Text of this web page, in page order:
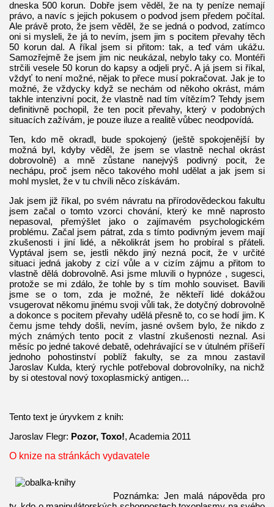
dneska 500 korun. Dobře jsem věděl, že na ty peníze nemají
právo, a navíc s jejich pokusem o podvod jsem předem počítal.
Ale právě proto, že jsem věděl, že se jedná o podvod, zatímco
oni si mysleli, že já to nevím, jsem jim s pocitem převahy těch
50 korun dal. A říkal jsem si přitom: tak, a teď vám ukážu.
Samozřejmě že jsem jim nic neukázal, nebylo taky co. Montéři
strčili vesele 50 korun do kapsy a odjeli pryč. A já jsem si říkal,
vždyť to není možné, nějak to přece musí pokračovat. Jak je to
možné, že vždycky když se nechám od někoho okrást, mám
takhle intenzivní pocit, že vlastně nad tím vítězím? Tehdy jsem
definitivně pochopil, že ten pocit převahy, který v podobných
situacích zažívám, je pouze iluze a realitě vůbec neodpovídá.
Ten, kdo mě okradl, bude spokojený (ještě spokojenější by
možná byl, kdyby věděl, že jsem se vlastně nechal okrást
dobrovolně) a mně zůstane nanejvýš podivný pocit, že
nechápu, proč jsem něco takového mohl udělat a jak jsem si
mohl myslet, že v tu chvíli něco získávám.
Jak jsem již říkal, po svém návratu na přírodovědeckou fakultu
jsem začal o tomto vzorci chování, který ke mně naprosto
nepasoval, přemýšlet jako o zajímavém psychologickém
problému. Začal jsem pátrat, zda s tímto podivným jevem mají
zkušenosti i jiní lidé, a několikrát jsem ho probíral s přáteli.
Vyptával jsem se, jestli někdo jiný nezná pocit, že v určité
situaci jedná jakoby z cizí vůle a v cizím zájmu a přitom to
vlastně dělá dobrovolně. Asi jsme mluvili o hypnóze , sugesci,
protože se mi zdálo, že tohle by s tím mohlo souviset. Bavili
jsme se o tom, zda je možné, že někteří lidé dokážou
vsugerovat někomu jinému svoji vůli tak, že dotyčný dobrovolně
a dokonce s pocitem převahy udělá přesně to, co se hodí jim. K
čemu jsme tehdy došli, nevím, jasné ovšem bylo, že nikdo z
mých známých tento pocit z vlastní zkušenosti neznal. Asi
měsíc po jedné takové debatě, odehrávající se v útulném příšeří
jednoho pohostinství poblíž fakulty, se za mnou zastavil
Jaroslav Kulda, který rychle potřeboval dobrovolníky, na nichž
by si otestoval nový toxoplasmický antigen…
Tento text je úryvkem z knih:
Jaroslav Flegr: Pozor, Toxo!, Academia 2011
O knize na stránkách vydavatele
Poznámka: Jen malá nápověda pro